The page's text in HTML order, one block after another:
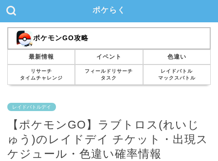
ポケらく
ポケモンGO攻略
最新情報 イベント 色違い
リサーチ
タイムチャレンジ
フィールドリサーチ
タスク
レイドバトル
マックスバトル
レイドバトルデイ
【ポケモンGO】ラブトロス(れいじ
ゅう)のレイドデイ チケット・出現ス
ケジュール・色違い確率情報